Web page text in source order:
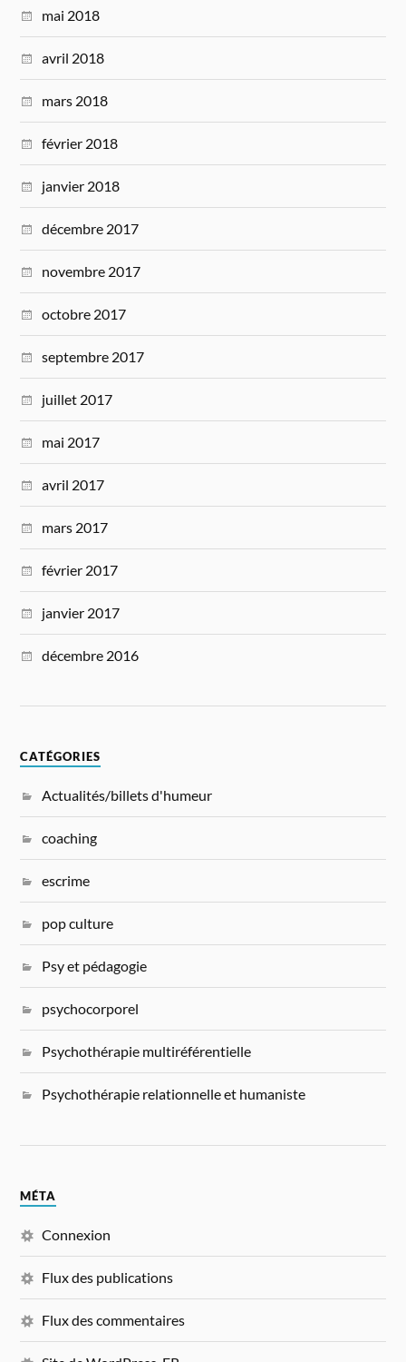
mai 2018
avril 2018
mars 2018
février 2018
janvier 2018
décembre 2017
novembre 2017
octobre 2017
septembre 2017
juillet 2017
mai 2017
avril 2017
mars 2017
février 2017
janvier 2017
décembre 2016
CATÉGORIES
Actualités/billets d'humeur
coaching
escrime
pop culture
Psy et pédagogie
psychocorporel
Psychothérapie multiréférentielle
Psychothérapie relationnelle et humaniste
MÉTA
Connexion
Flux des publications
Flux des commentaires